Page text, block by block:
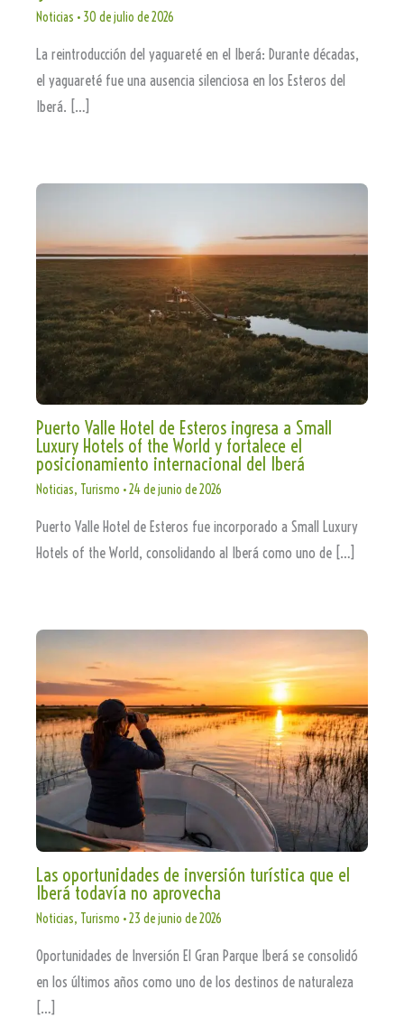
Noticias • 30 de julio de 2026
La reintroducción del yaguareté en el Iberá: Durante décadas,
el yaguareté fue una ausencia silenciosa en los Esteros del
Iberá. […]
Puerto Valle Hotel de Esteros ingresa a Small
Luxury Hotels of the World y fortalece el
posicionamiento internacional del Iberá
Noticias, Turismo •24 de junio de 2026
Puerto Valle Hotel de Esteros fue incorporado a Small Luxury
Hotels of the World, consolidando al Iberá como uno de […]
Las oportunidades de inversión turística que el
Iberá todavía no aprovecha
Noticias, Turismo •23 de junio de 2026
Oportunidades de Inversión El Gran Parque Iberá se consolidó
en los últimos años como uno de los destinos de naturaleza
[…]